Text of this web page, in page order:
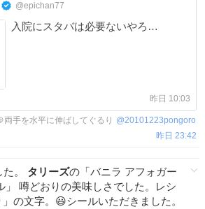
@epichan77
入院にスタバは必要ないやろ…
昨日 10:03
両手を水平に伸ばしてぐるり @20101223pongoro
昨日 23:42
。 タリーズの「バニラ アフォガー
」 噂どおりの美味しさでした。レシ
の文字。😃シールいただきました。